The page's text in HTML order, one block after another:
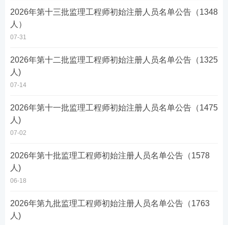
2026年第十三批监理工程师初始注册人员名单公告（1348
人）
07-31
2026年第十二批监理工程师初始注册人员名单公告（1325
人)
07-14
2026年第十一批监理工程师初始注册人员名单公告（1475
人)
07-02
2026年第十批监理工程师初始注册人员名单公告（1578
人)
06-18
2026年第九批监理工程师初始注册人员名单公告（1763
人)